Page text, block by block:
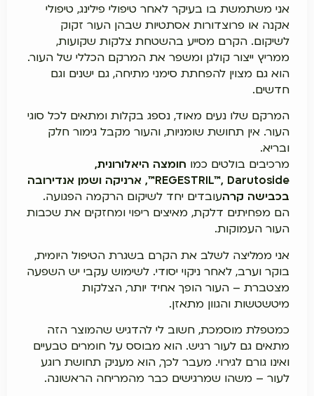
אני משתמשת בו בעיקר לאחר טיפולי פילינג, טיפולי
אקנה או פרוצדורות אסתטיות שבהן העור זקוק
לשיקום. הקרם מסייע בהשטחת צלקות שקועות,
ממריץ ייצור קולגן ומשפר את המרקם הכללי של העור.
הוא גם מצוין להפחתת סימני מתיחה, גם ישנים וגם
חדשים.
המרקם שלו נעים מאוד, נספג בקלות ומתאים לכל סוגי
העור. אין תחושת שומניות, והעור מקבל גימור חלק
ובריא.
מרכיבים בולטים כמו חומצה היאלורונית,
REGESTRIL™, Darutoside™, ארניקה ושמן אנדירובה
בכבישה קרהעובדים יחד לשיקום הרקמה הפגועה.
הם מפחיתים דלקת, מאיצים ריפוי ומחזקים את שכבות
העור העמוקות.
אני ממליצה לשלב את הקרם בשגרת הטיפול היומית,
בוקר וערב, לאחר ניקוי יסודי. לשימוש עקבי יש השפעה
מצטברת – העור הופך אחיד יותר, הצלקות
מיטשטשות והגוון מתאזן.
כמטפלת מוסמכת, חשוב לי להדגיש שהמוצר הזה
מתאים גם לעור רגיש. הוא מבוסס על חומרים טבעיים
ואינו גורם לגירוי. מעבר לכך, הוא מעניק תחושת רוגע
לעור – משהו שמרגישים כבר מהמריחה הראשונה.